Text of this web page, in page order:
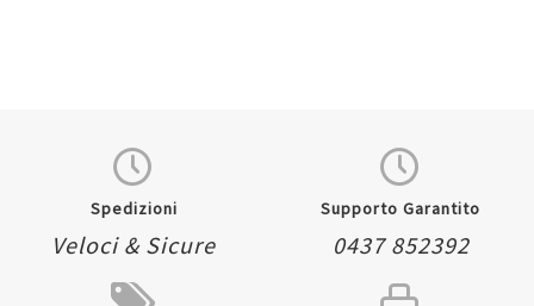
Spedizioni
Veloci & Sicure
Supporto Garantito
0437 852392